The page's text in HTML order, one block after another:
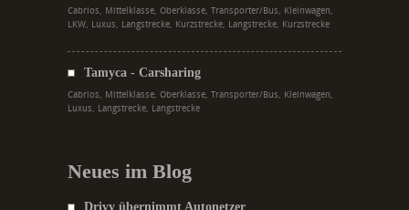
Cabrios, Mittelklasse, Oberklasse, Transporter/Bus, Kleinwagen,
LKW, Luxus, Langstrecke, Kurzstrecke, Langstrecke, Kurzstrecke
Tamyca - Carsharing
Cabrios, Mittelklasse, Oberklasse, Transporter/Bus, Kleinwagen,
Luxus, Langstrecke, Langstrecke
Neues im Blog
Drivy übernimmt Autonetzer